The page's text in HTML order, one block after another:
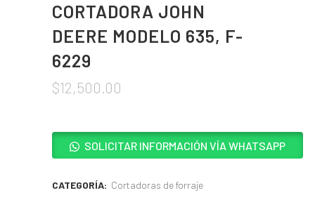
CORTADORA JOHN
DEERE MODELO 635, F-
6229
$12,500.00
SOLICITAR INFORMACIÓN VÍA WHATSAPP
CATEGORÍA: Cortadoras de forraje